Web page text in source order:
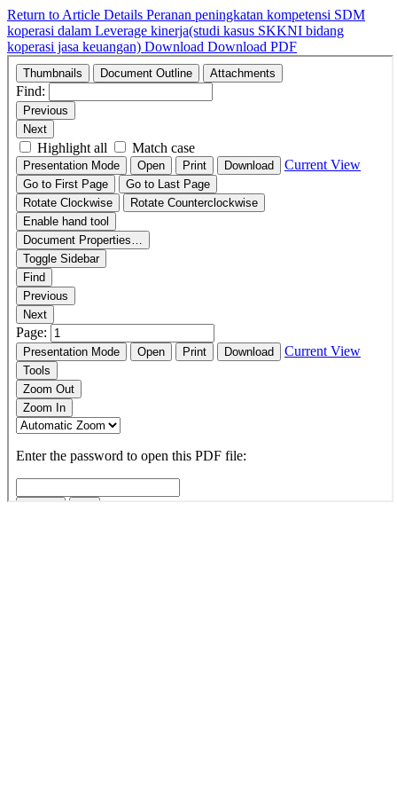
Return to Article Details Peranan peningkatan kompetensi SDM
koperasi dalam Leverage kinerja(studi kasus SKKNI bidang
koperasi jasa keuangan) Download Download PDF